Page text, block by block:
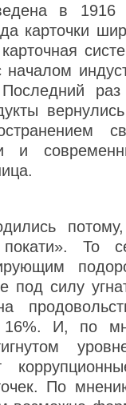
в 1916
карточки
То
под силу
И, по
По